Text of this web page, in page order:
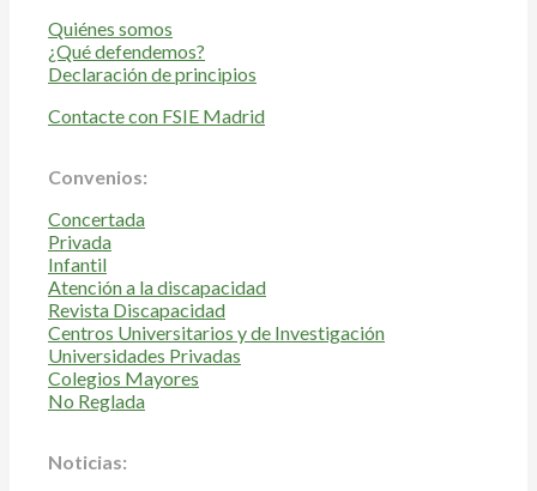
Quiénes somos
¿Qué defendemos?
Declaración de principios
Contacte con FSIE Madrid
Convenios:
Concertada
Privada
Infantil
Atención a la discapacidad
Revista Discapacidad
Centros Universitarios y de Investigación
Universidades Privadas
Colegios Mayores
No Reglada
Noticias: